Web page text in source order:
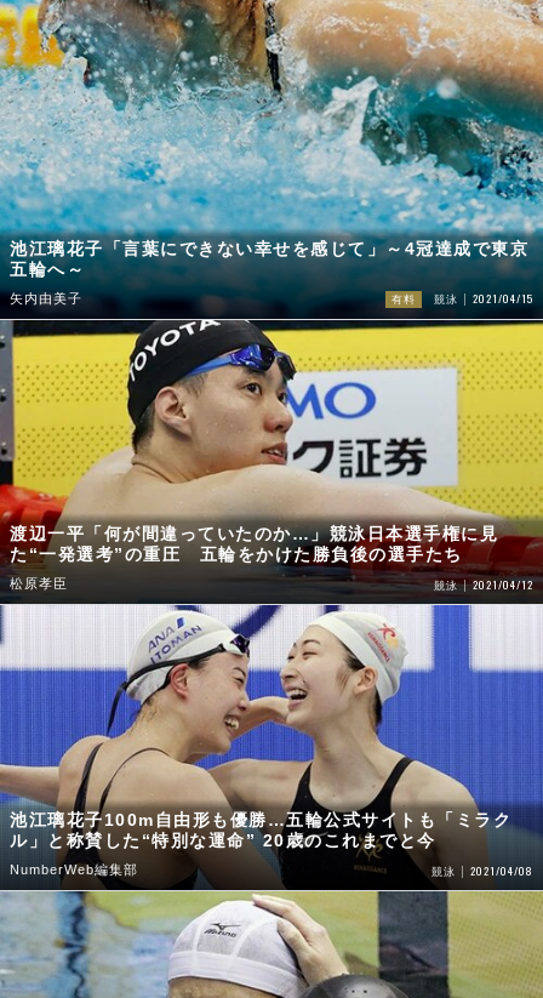
池江璃花子「言葉にできない幸せを感じて」～4冠達成で東京
五輪へ～
矢内由美子 有料 競泳 2021/04/15
渡辺一平「何が間違っていたのか…」競泳日本選手権に見
た“一発選考”の重圧 五輪をかけた勝負後の選手たち
松原孝臣 競泳 2021/04/12
池江璃花子100m自由形も優勝…五輪公式サイトも「ミラク
ル」と称賛した“特別な運命” 20歳のこれまでと今
NumberWeb編集部 競泳 2021/04/08